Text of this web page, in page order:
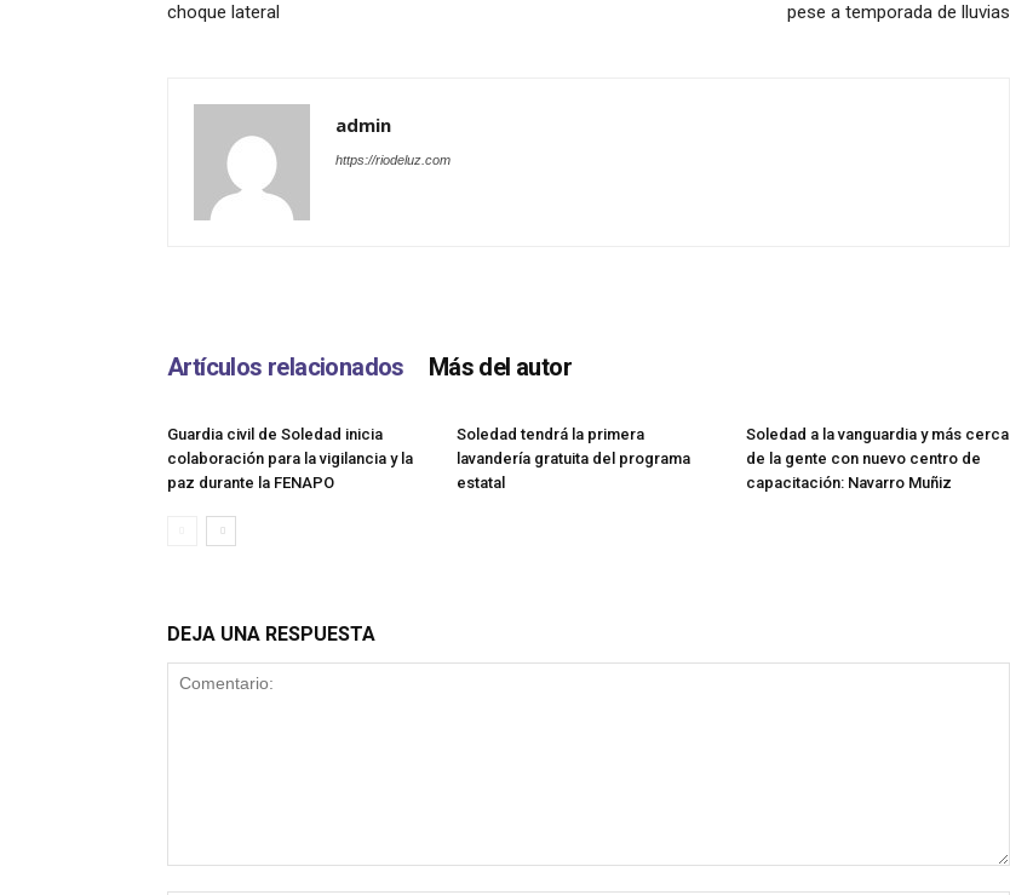
choque lateral
pese a temporada de lluvias
admin
https://riodeluz.com
Artículos relacionados Más del autor
Guardia civil de Soledad inicia
colaboración para la vigilancia y la
paz durante la FENAPO
Soledad tendrá la primera
lavandería gratuita del programa
estatal
Soledad a la vanguardia y más cerca
de la gente con nuevo centro de
capacitación: Navarro Muñiz
DEJA UNA RESPUESTA